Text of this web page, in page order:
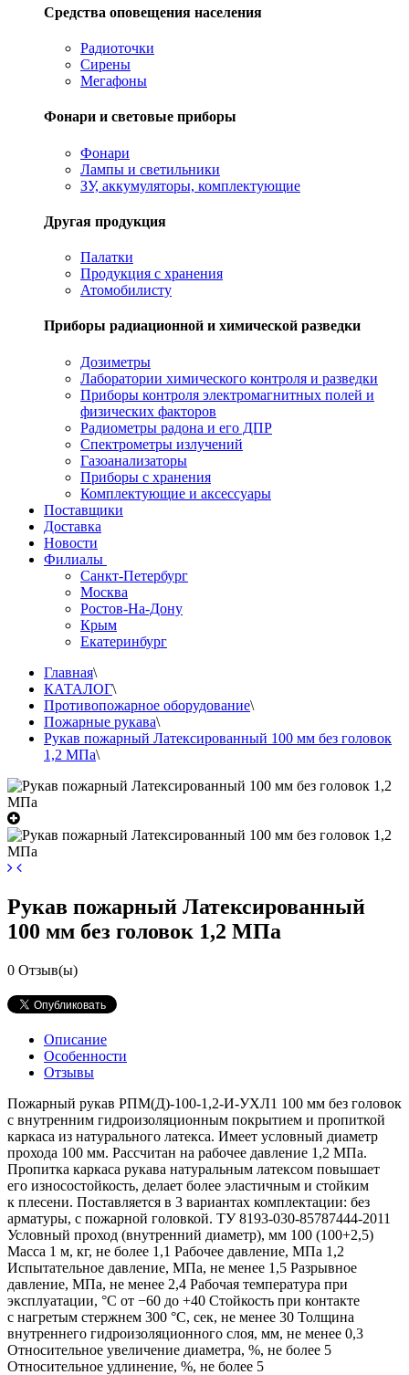
Средства оповещения населения
Радиоточки
Сирены
Мегафоны
Фонари и световые приборы
Фонари
Лампы и светильники
ЗУ, аккумуляторы, комплектующие
Другая продукция
Палатки
Продукция с хранения
Атомобилисту
Приборы радиационной и химической разведки
Дозиметры
Лаборатории химического контроля и разведки
Приборы контроля электромагнитных полей и
физических факторов
Радиометры радона и его ДПР
Спектрометры излучений
Газоанализаторы
Приборы с хранения
Комплектующие и аксессуары
Поставщики
Доставка
Новости
Филиалы
Санкт-Петербург
Москва
Ростов-На-Дону
Крым
Екатеринбург
Главная\
КАТАЛОГ\
Противопожарное оборудование\
Пожарные рукава\
Рукав пожарный Латексированный 100 мм без головок
1,2 МПа\
Рукав пожарный Латексированный
100 мм без головок 1,2 МПа
0 Отзыв(ы)
Описание
Особенности
Отзывы
Пожарный рукав РПМ(Д)-100-1,2-И-УХЛ1 100 мм без головок
с внутренним гидроизоляционным покрытием и пропиткой
каркаса из натурального латекса. Имеет условный диаметр
прохода 100 мм. Рассчитан на рабочее давление 1,2 МПа.
Пропитка каркаса рукава натуральным латексом повышает
его износостойкость, делает более эластичным и стойким
к плесени. Поставляется в 3 вариантах комплектации: без
арматуры, с пожарной головкой. ТУ 8193-030-85787444-2011
Условный проход (внутренний диаметр), мм 100 (100+2,5)
Масса 1 м, кг, не более 1,1 Рабочее давление, МПа 1,2
Испытательное давление, МПа, не менее 1,5 Разрывное
давление, МПа, не менее 2,4 Рабочая температура при
эксплуатации, °С от −60 до +40 Стойкость при контакте
с нагретым стержнем 300 °С, сек, не менее 30 Толщина
внутреннего гидроизоляционного слоя, мм, не менее 0,3
Относительное увеличение диаметра, %, не более 5
Относительное удлинение, %, не более 5